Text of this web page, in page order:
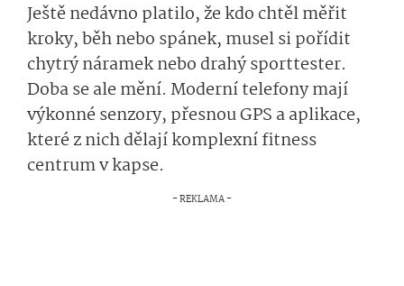
Ještě nedávno platilo, že kdo chtěl měřit
kroky, běh nebo spánek, musel si pořídit
chytrý náramek nebo drahý sporttester.
Doba se ale mění. Moderní telefony mají
výkonné senzory, přesnou GPS a aplikace,
které z nich dělají komplexní fitness
centrum v kapse.